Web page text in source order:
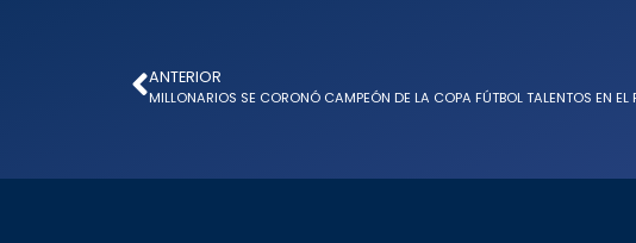
ANTERIOR
MILLONARIOS SE CORONÓ CAMPEÓN DE LA COPA FÚTBOL TALENTOS EN